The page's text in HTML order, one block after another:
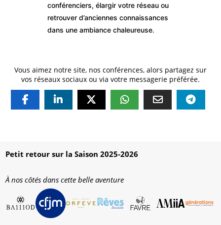
conférenciers, élargir votre réseau ou
retrouver d’anciennes connaissances
dans une ambiance chaleureuse.
Vous aimez notre site, nos conférences, alors partagez sur
vos réseaux sociaux ou via votre messagerie préférée.
Petit retour sur la Saison 2025-2026
À nos côtés dans cette belle aventure